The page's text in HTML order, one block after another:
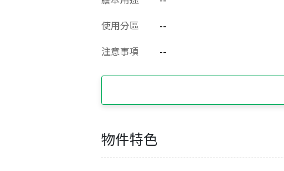
使用分區
--
注意事項
--
物件特色